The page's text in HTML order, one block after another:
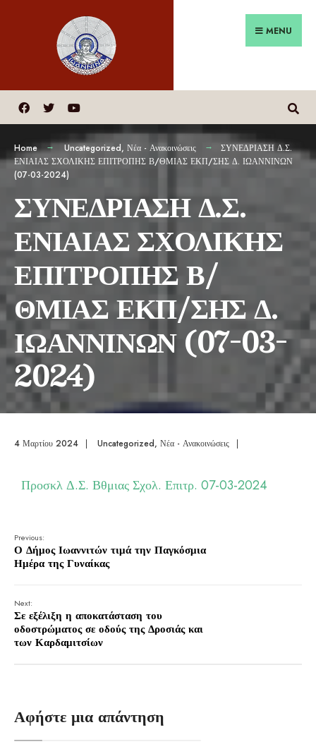
MENU
Home Uncategorized, Νέα - Ανακοινώσεις
ΣΥΝΕΔΡΙΑΣΗ Δ.Σ.
ΕΝΙΑΙΑΣ ΣΧΟΛΙΚΗΣ ΕΠΙΤΡΟΠΗΣ Β/ΘΜΙΑΣ ΕΚΠ/ΣΗΣ Δ. ΙΩΑΝΝΙΝΩΝ
(07-03-2024)
ΣΥΝΕΔΡΙΑΣΗ Δ.Σ.
ΕΝΙΑΙΑΣ ΣΧΟΛΙΚΗΣ
ΕΠΙΤΡΟΠΗΣ Β/
ΘΜΙΑΣ ΕΚΠ/ΣΗΣ Δ.
ΙΩΑΝΝΙΝΩΝ (07-03-
2024)
4 Μαρτίου 2024 | Uncategorized, Νέα - Ανακοινώσεις |
Προσκλ Δ.Σ. Βθμιας Σχολ. Επιτρ. 07-03-2024
Previous:
Ο Δήμος Ιωαννιτών τιμά την Παγκόσμια
Ημέρα της Γυναίκας
Next:
Σε εξέλιξη η αποκατάσταση του
οδοστρώματος σε οδούς της Δροσιάς και
των Καρδαμιτσίων
Αφήστε μια απάντηση